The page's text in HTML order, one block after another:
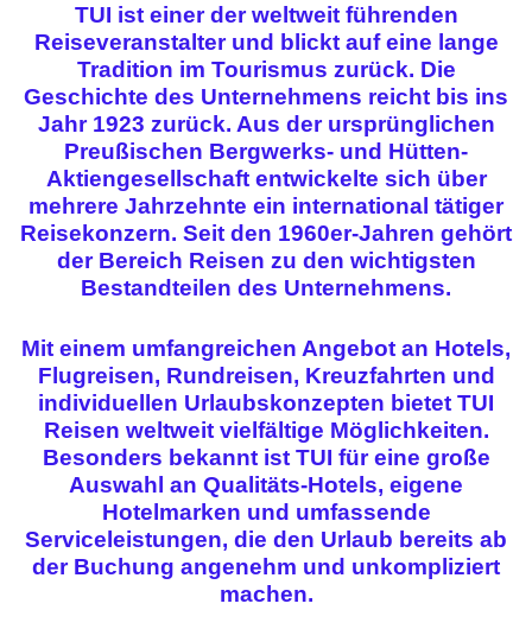
TUI ist einer der weltweit führenden
Reiseveranstalter und blickt auf eine lange
Tradition im Tourismus zurück. Die
Geschichte des Unternehmens reicht bis ins
Jahr 1923 zurück. Aus der ursprünglichen
Preußischen Bergwerks- und Hütten-
Aktiengesellschaft entwickelte sich über
mehrere Jahrzehnte ein international tätiger
Reisekonzern. Seit den 1960er-Jahren gehört
der Bereich Reisen zu den wichtigsten
Bestandteilen des Unternehmens.
Mit einem umfangreichen Angebot an Hotels,
Flugreisen, Rundreisen, Kreuzfahrten und
individuellen Urlaubskonzepten bietet TUI
Reisen weltweit vielfältige Möglichkeiten.
Besonders bekannt ist TUI für eine große
Auswahl an Qualitäts-Hotels, eigene
Hotelmarken und umfassende
Serviceleistungen, die den Urlaub bereits ab
der Buchung angenehm und unkompliziert
machen.